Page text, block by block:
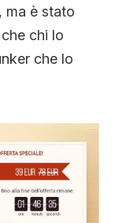
ma è stato
chi lo
che lo